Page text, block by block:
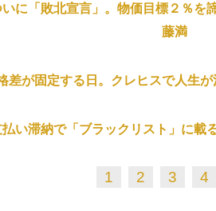
いに「敗北宣言」。物価目標２％
藤満
差が固定する日。クレヒスで人生
払い滞納で「ブラックリスト」に
1 2 3 4